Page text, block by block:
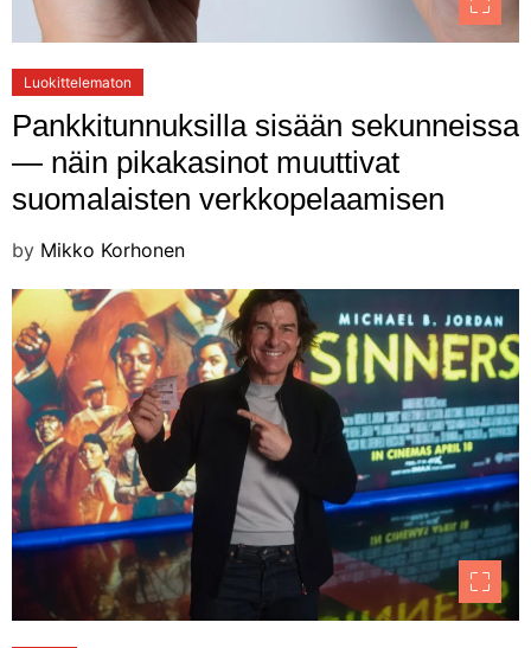
Luokittelematon
Pankkitunnuksilla sisään sekunneissa
— näin pikakasinot muuttivat
suomalaisten verkkopelaamisen
by Mikko Korhonen